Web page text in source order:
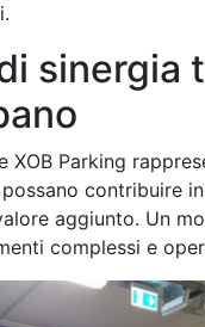
sinergia
XOB Parking
contribuire
aggiunto. Un
complessi e